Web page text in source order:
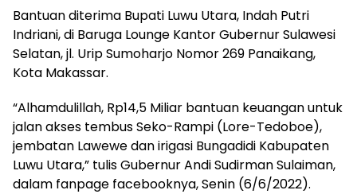
Bantuan diterima Bupati Luwu Utara, Indah Putri
Indriani, di Baruga Lounge Kantor Gubernur Sulawesi
Selatan, jl. Urip Sumoharjo Nomor 269 Panaikang,
Kota Makassar.
“Alhamdulillah, Rp14,5 Miliar bantuan keuangan untuk
jalan akses tembus Seko-Rampi (Lore-Tedoboe),
jembatan Lawewe dan irigasi Bungadidi Kabupaten
Luwu Utara,” tulis Gubernur Andi Sudirman Sulaiman,
dalam fanpage facebooknya, Senin (6/6/2022).